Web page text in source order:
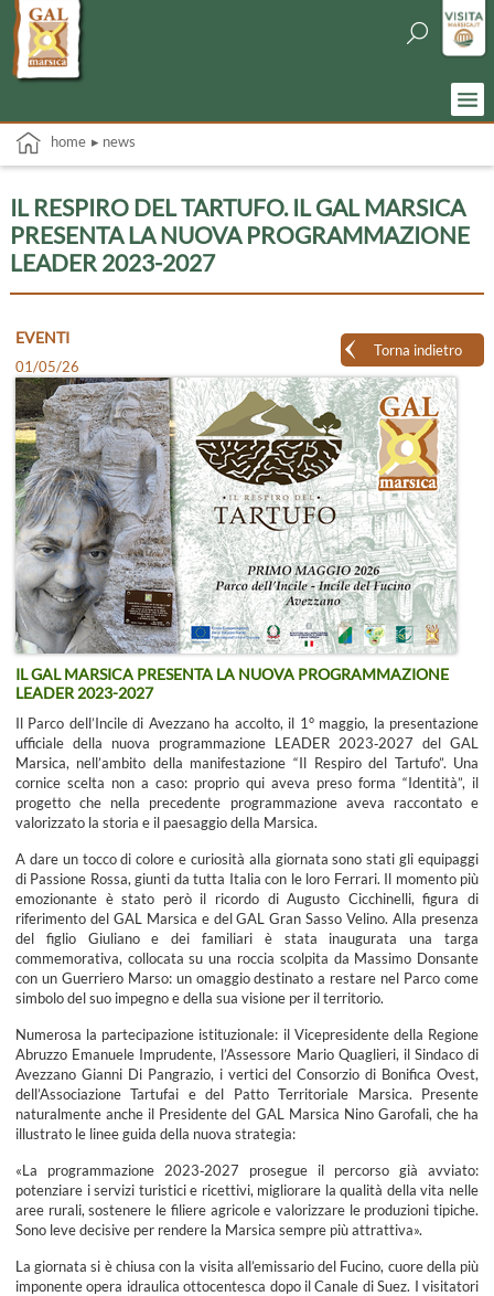
home ▸ news
IL RESPIRO DEL TARTUFO. IL GAL MARSICA
PRESENTA LA NUOVA PROGRAMMAZIONE
LEADER 2023-2027
Torna indietro
EVENTI
01/05/26
IL GAL MARSICA PRESENTA LA NUOVA PROGRAMMAZIONE
LEADER 2023-2027
Il Parco dell’Incile di Avezzano ha accolto, il 1° maggio, la presentazione
ufficiale della nuova programmazione LEADER 2023‑2027 del GAL
Marsica, nell’ambito della manifestazione “Il Respiro del Tartufo”. Una
cornice scelta non a caso: proprio qui aveva preso forma “Identità”, il
progetto che nella precedente programmazione aveva raccontato e
valorizzato la storia e il paesaggio della Marsica.
A dare un tocco di colore e curiosità alla giornata sono stati gli equipaggi
di Passione Rossa, giunti da tutta Italia con le loro Ferrari. Il momento più
emozionante è stato però il ricordo di Augusto Cicchinelli, figura di
riferimento del GAL Marsica e del GAL Gran Sasso Velino. Alla presenza
del figlio Giuliano e dei familiari è stata inaugurata una targa
commemorativa, collocata su una roccia scolpita da Massimo Donsante
con un Guerriero Marso: un omaggio destinato a restare nel Parco come
simbolo del suo impegno e della sua visione per il territorio.
Numerosa la partecipazione istituzionale: il Vicepresidente della Regione
Abruzzo Emanuele Imprudente, l’Assessore Mario Quaglieri, il Sindaco di
Avezzano Gianni Di Pangrazio, i vertici del Consorzio di Bonifica Ovest,
dell’Associazione Tartufai e del Patto Territoriale Marsica. Presente
naturalmente anche il Presidente del GAL Marsica Nino Garofali, che ha
illustrato le linee guida della nuova strategia:
«La programmazione 2023‑2027 prosegue il percorso già avviato:
potenziare i servizi turistici e ricettivi, migliorare la qualità della vita nelle
aree rurali, sostenere le filiere agricole e valorizzare le produzioni tipiche.
Sono leve decisive per rendere la Marsica sempre più attrattiva».
La giornata si è chiusa con la visita all’emissario del Fucino, cuore della più
imponente opera idraulica ottocentesca dopo il Canale di Suez. I visitatori